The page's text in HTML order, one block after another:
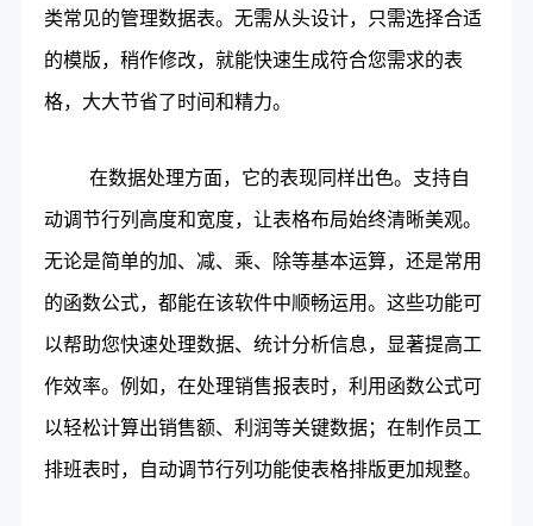
类常见的管理数据表。无需从头设计，只需选择合适
的模版，稍作修改，就能快速生成符合您需求的表
格，大大节省了时间和精力。
在数据处理方面，它的表现同样出色。支持自
动调节行列高度和宽度，让表格布局始终清晰美观。
无论是简单的加、减、乘、除等基本运算，还是常用
的函数公式，都能在该软件中顺畅运用。这些功能可
以帮助您快速处理数据、统计分析信息，显著提高工
作效率。例如，在处理销售报表时，利用函数公式可
以轻松计算出销售额、利润等关键数据；在制作员工
排班表时，自动调节行列功能使表格排版更加规整。